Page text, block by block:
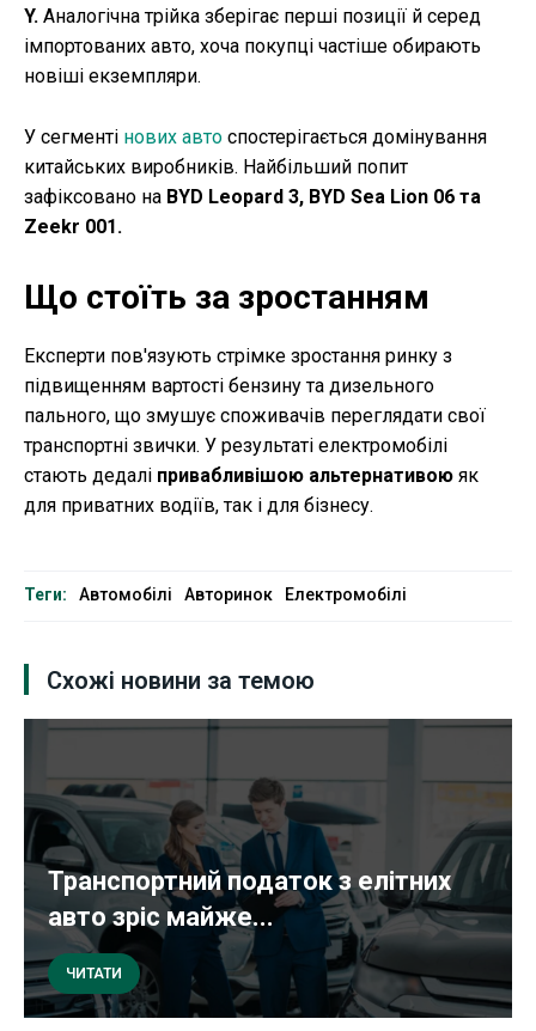
Y. Аналогічна трійка зберігає перші позиції й серед
імпортованих авто, хоча покупці частіше обирають
новіші екземпляри.
У сегменті нових авто спостерігається домінування
китайських виробників. Найбільший попит
зафіксовано на BYD Leopard 3, BYD Sea Lion 06 та
Zeekr 001.
Що стоїть за зростанням
Експерти пов'язують стрімке зростання ринку з
підвищенням вартості бензину та дизельного
пального, що змушує споживачів переглядати свої
транспортні звички. У результаті електромобілі
стають дедалі привабливішою альтернативою як
для приватних водіїв, так і для бізнесу.
Теги: Автомобілі Авторинок Електромобілі
Схожі новини за темою
Транспортний податок з елітних
авто зріс майже...
ЧИТАТИ